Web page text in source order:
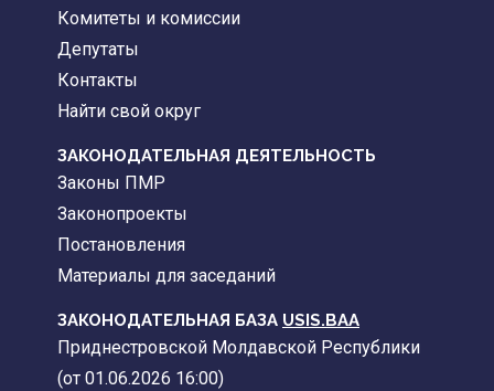
Комитеты и комиссии
Депутаты
Контакты
Найти свой округ
ЗАКОНОДАТЕЛЬНАЯ ДЕЯТЕЛЬНОСТЬ
Законы ПМР
Законопроекты
Постановления
Материалы для заседаний
ЗАКОНОДАТЕЛЬНАЯ БАЗА USIS.BAA
Приднестровской Молдавской Республики
(от 01.06.2026 16:00)